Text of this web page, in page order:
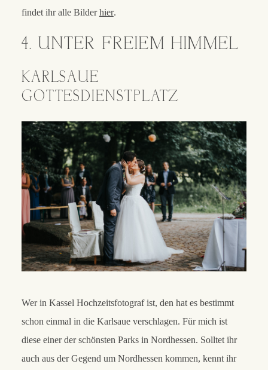
findet ihr alle Bilderhier.
4. UNTER FREIEM HIMMEL
KARLSAUE
GOTTESDIENSTPLATZ
Wer in Kassel Hochzeitsfotograf ist, den hat es bestimmt
schon einmal in die Karlsaue verschlagen. Für mich ist
diese einer der schönsten Parks in Nordhessen. Solltet ihr
auch aus der Gegend um Nordhessen kommen, kennt ihr